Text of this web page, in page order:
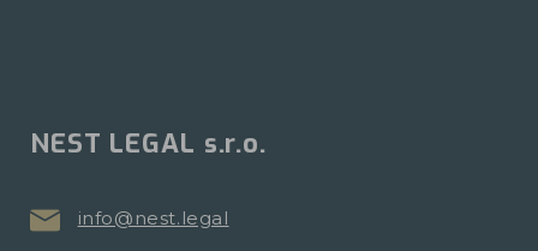
NEST LEGAL s.r.o.
info@nest.legal